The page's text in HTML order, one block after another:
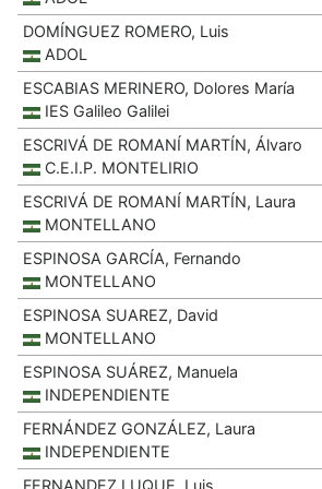
DOMÍNGUEZ ROMERO, Luis
ADOL
ESCABIAS MERINERO, Dolores María
IES Galileo Galilei
ESCRIVÁ DE ROMANÍ MARTÍN, Álvaro
C.E.I.P. MONTELIRIO
ESCRIVÁ DE ROMANÍ MARTÍN, Laura
MONTELLANO
ESPINOSA GARCÍA, Fernando
MONTELLANO
ESPINOSA SUAREZ, David
MONTELLANO
ESPINOSA SUÁREZ, Manuela
INDEPENDIENTE
FERNÁNDEZ GONZÁLEZ, Laura
INDEPENDIENTE